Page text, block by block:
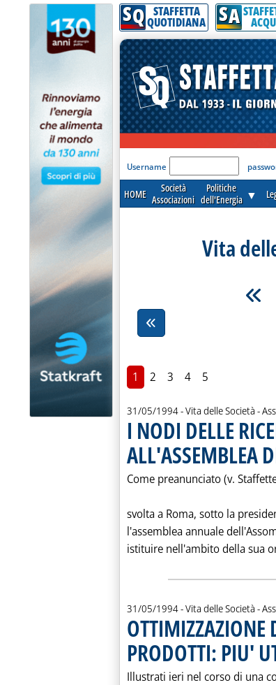
SQ STAFFETTA
QUOTIDIANA SA
'Modulo Login per
Username
HOME
Società
Associazioni
Politiche
dell'Energia ▼
Vita
1 2 3 4 5
31/05/1994- Vita delle Società -
I NODI DELLE
ALL'ASSEMBLEA
Come preanunciato (v.
svolta a Roma, sotto la
l'assemblea annuale
istituire nell'ambito della sua
31/05/1994- Vita delle Società -
OTTIMIZZAZIONE
PRODOTTI: PIU'
Illustrati ieri nel corso di una